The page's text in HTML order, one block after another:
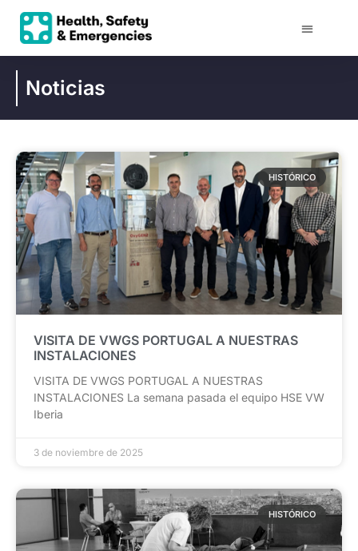
Noticias
HISTÓRICO
VISITA DE VWGS PORTUGAL A NUESTRAS
INSTALACIONES
VISITA DE VWGS PORTUGAL A NUESTRAS
INSTALACIONES La semana pasada el equipo HSE VW
Iberia
3 de noviembre de 2025
HISTÓRICO